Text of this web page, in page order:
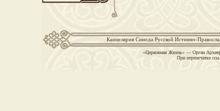
Канцелярия Синода Русской Истинно-
«Церковная Жизнь» — Орган
При перепечатке